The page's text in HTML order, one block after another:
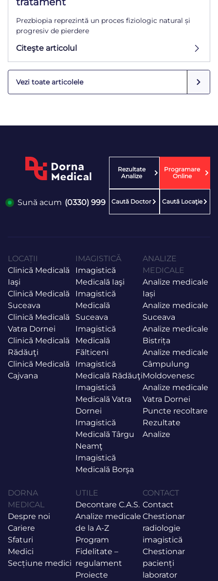
Prezbiopia reprezintă un proces fiziologic natural și
progresiv de pierdere
Citeşte articolul
Vezi toate articolele
Sună acum (0330) 999
Rezultate
Analize
Programare
Online
Caută Doctor Caută Locaţie
LOCAȚII
Clinică Medicală
Iaşi
Clinică Medicală
Suceava
Clinică Medicală
Vatra Dornei
Clinică Medicală
Rădăuţi
Clinică Medicală
Cajvana
IMAGISTICĂ
Imagistică
Medicală Iaşi
Imagistică
Medicală
Suceava
Imagistică
Medicală
Fălticeni
Imagistică
Medicală Rădăuţi
Imagistică
Medicală Vatra
Dornei
Imagistică
Medicală Târgu
Neamţ
Imagistică
Medicală Borşa
ANALIZE
MEDICALE
Analize medicale
Iași
Analize medicale
Suceava
Analize medicale
Bistrița
Analize medicale
Câmpulung
Moldovenesc
Analize medicale
Vatra Dornei
Puncte recoltare
Rezultate
Analize
DORNA
MEDICAL
Despre noi
Cariere
Sfaturi
Medici
Secțiune medici
UTILE
Decontare C.A.S.
Analize medicale
de la A-Z
Program
Fidelitate –
regulament
Proiecte
CONTACT
Contact
Chestionar
radiologie
imagistică
Chestionar
pacienți
laborator